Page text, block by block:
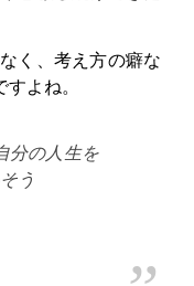
く、考え方の癖な
よね。
分の人生を
う